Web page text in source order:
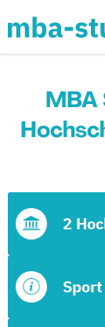
MBA
Sport
2